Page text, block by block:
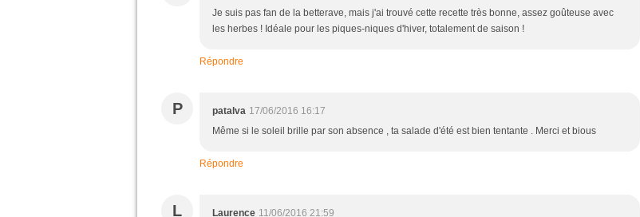
Je suis pas fan de la betterave, mais j'ai trouvé cette recette très bonne, assez goûteuse avec
les herbes ! Idéale pour les piques-niques d'hiver, totalement de saison !
Répondre
P patalva 17/06/2016 16:17
Même si le soleil brille par son absence , ta salade d'été est bien tentante . Merci et bious
Répondre
L Laurence 11/06/2016 21:59